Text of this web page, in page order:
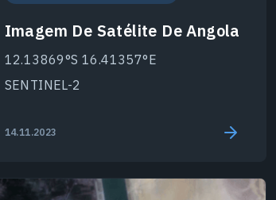
Imagem De Satélite De Angola
12.13869°S 16.41357°E
SENTINEL-2
14.11.2023